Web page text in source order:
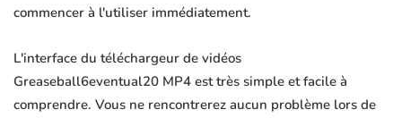
commencer à l'utiliser immédiatement.
L'interface du téléchargeur de vidéos
Greaseball6eventual20 MP4 est très simple et facile à
comprendre. Vous ne rencontrerez aucun problème lors de